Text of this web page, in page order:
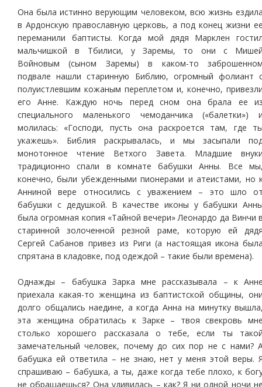
Она была истинно верующим человеком, всю жизнь
в Ардонскую православную церковь, а под конец жизни
переманили баптисты. Когда мой дядя Марклен
мальчишкой в Тбилиси, у Заремы, то они с
Войновым (сыном Заремы) в каком-то
подвале нашли старинную Библию, огромный фолиант
полуистлевшим кожаным переплетом и, конечно,
его Анне. Каждую ночь перед сном она брала ее
специального маленького чемоданчика («балетки»)
молилась: «Господи, пусть она раскроется там, где
укажешь». Библия раскрывалась, и мы засыпали
монотонное чтение Ветхого Завета. Младшие
традиционно спали в комнате бабушки Анны. Все
конечно, были убежденными пионерами и атеистами, но
Анниной вере относились с уважением – это шло
бабушки с дедушкой. В качестве иконы у бабушки
была огромная копия «Тайной вечери» Леонардо да Винчи
старинной золоченной резной раме, которую ей
Сергей Сабанов привез из Риги (а настоящая икона
спрятана в кладовке, под одеждой – такие были времена).
Однажды – бабушка Зарка мне рассказывала – к
приехала какая-то женщина из баптистской общины,
долго общались наедине, а когда Анна на минутку
эта женщина обратилась к Зарке – твоя свекровь
столько хорошего рассказала о тебе, если ты
замечательный человек, почему до сих пор не с нами?
бабушка ей ответила – не знаю, нет у меня этой веры.
спрашиваю – бабушка, а ты, даже когда тебе плохо, к
не обращаешься? Она удивилась – как? Я ни одной ночи